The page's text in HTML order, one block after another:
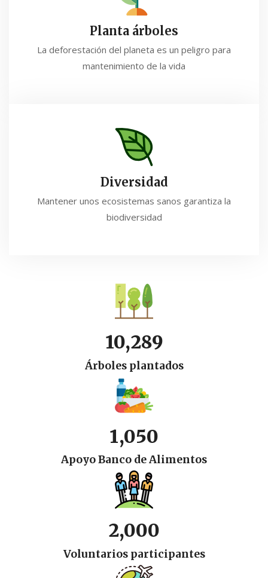
Planta árboles
La deforestación del planeta es un peligro para
mantenimiento de la vida
Diversidad
Mantener unos ecosistemas sanos garantiza la
biodiversidad
10,289
Árboles plantados
1,050
Apoyo Banco de Alimentos
2,000
Voluntarios participantes